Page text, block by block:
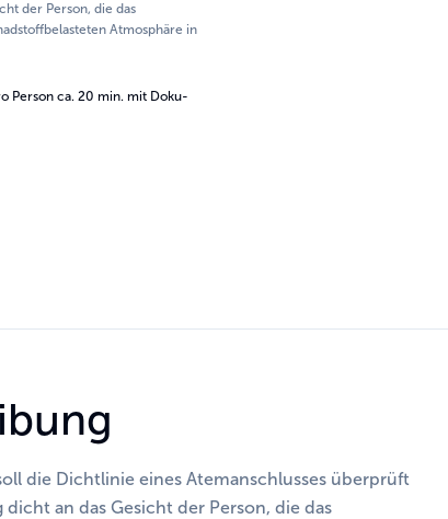
der Person, die das
Atmosphäre in
Person ca. 20 min. mit Doku-
die Dichtlinie eines Atemanschlusses überprüft
an das Gesicht der Person, die das